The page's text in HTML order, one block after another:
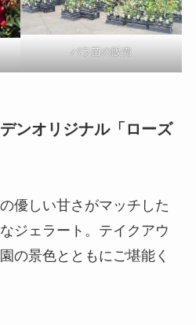
バラ苗の販売
ンオリジナル「ローズ
優しい甘さがマッチした
ジェラート。テイクアウ
の景色とともにご堪能く